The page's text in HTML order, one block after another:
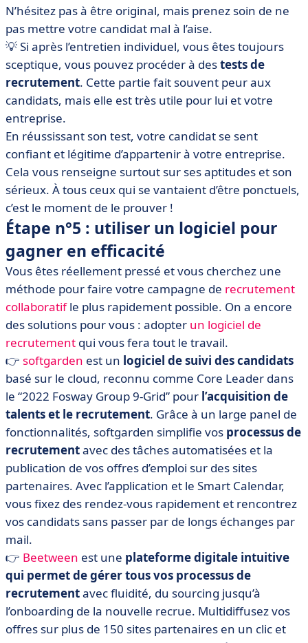
N’hésitez pas à être original, mais prenez soin de ne
pas mettre votre candidat mal à l’aise.
💡 Si après l’entretien individuel, vous êtes toujours
sceptique, vous pouvez procéder à destests de
recrutement. Cette partie fait souvent peur aux
candidats, mais elle est très utile pour lui et votre
entreprise.
En réussissant son test, votre candidat se sent
confiant et légitime d’appartenir à votre entreprise.
Cela vous renseigne surtout sur ses aptitudes et son
sérieux. À tous ceux qui se vantaient d’être ponctuels,
c’est le moment de le prouver !
Étape n°5 : utiliser un logiciel pour
gagner en efficacité
Vous êtes réellement pressé et vous cherchez une
méthode pour faire votre campagne de recrutement
collaboratifle plus rapidement possible. On a encore
des solutions pour vous : adopter un logiciel de
recrutement qui vous fera tout le travail.
👉 softgarden est un logiciel de suivi des candidats
basé sur le cloud, reconnu comme Core Leader dans
le “2022 Fosway Group 9-Grid” pour l’acquisition de
talents et le recrutement. Grâce à un large panel de
fonctionnalités, softgarden simplifie vos processus de
recrutementavec des tâches automatisées et la
publication de vos offres d’emploi sur des sites
partenaires. Avec l’application et le Smart Calendar,
vous fixez des rendez-vous rapidement et rencontrez
vos candidats sans passer par de longs échanges par
mail.
👉 Beetween est une plateforme digitale intuitive
qui permet de gérer tous vos processus de
recrutementavec fluidité, du sourcing jusqu’à
l’onboarding de la nouvelle recrue. Multidiffusez vos
offres sur plus de 150 sites partenaires en un clic et